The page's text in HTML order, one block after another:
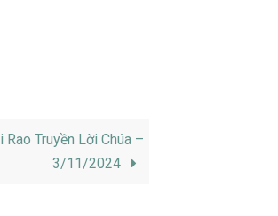
Rao Truyền Lời Chúa –
3/11/2024